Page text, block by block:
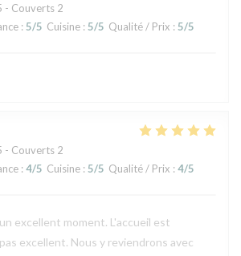
- Couverts 2
: 5/5 Cuisine : 5/5 Qualité / Prix : 5/5
- Couverts 2
: 4/5 Cuisine : 5/5 Qualité / Prix : 4/5
excellent moment. L'accueil est
excellent. Nous y reviendrons avec